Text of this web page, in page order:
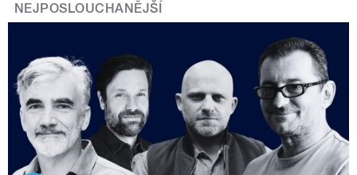
NEJPOSLOUCHANĚJŠÍ